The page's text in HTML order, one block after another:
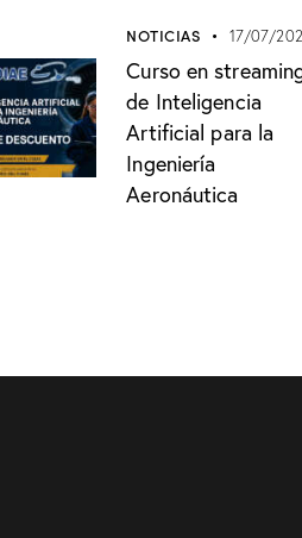
NOTICIAS 17/07/
Curso en
de Inteligencia
Artificial para la
Ingeniería
Aeronáutica